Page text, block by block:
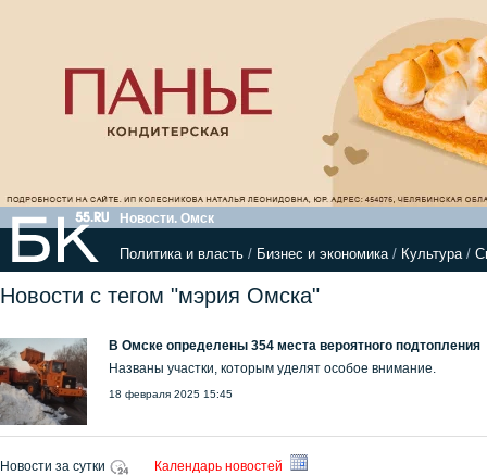
Новости. Омск
Политика и власть / Бизнес и экономика/ Культура/
Новости с тегом "мэрия Омска"
В Омске определены 354 места вероятного подтопления
Названы участки, которым уделят особое внимание.
18 февраля 2025 15:45
Новости за сутки Календарь новостей